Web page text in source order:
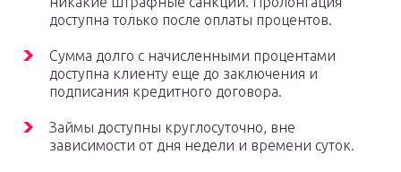
доступна только после оплаты процентов.
Сумма долго с начисленными процентами
доступна клиенту еще до заключения и
подписания кредитного договора.
Займы доступны круглосуточно, вне
зависимости от дня недели и времени суток.